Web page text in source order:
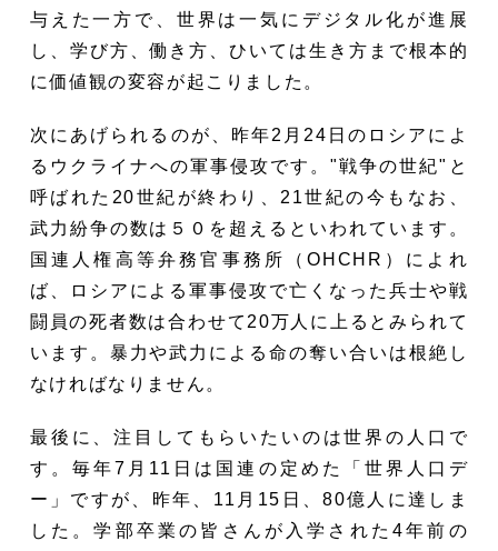
与えた一方で、世界は一気にデジタル化が進展
し、学び方、働き方、ひいては生き方まで根本的
に価値観の変容が起こりました。
次にあげられるのが、昨年2月24日のロシアによ
るウクライナへの軍事侵攻です。"戦争の世紀"と
呼ばれた20世紀が終わり、21世紀の今もなお、
武力紛争の数は５０を超えるといわれています。
国連人権高等弁務官事務所（OHCHR）によれ
ば、ロシアによる軍事侵攻で亡くなった兵士や戦
闘員の死者数は合わせて20万人に上るとみられて
います。暴力や武力による命の奪い合いは根絶し
なければなりません。
最後に、注目してもらいたいのは世界の人口で
す。毎年7月11日は国連の定めた「世界人口デ
ー」ですが、昨年、11月15日、80億人に達しま
した。学部卒業の皆さんが入学された4年前の